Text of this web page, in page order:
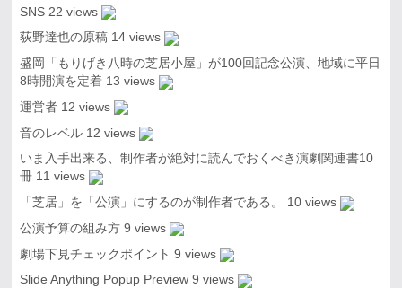
SNS 22 views
荻野達也の原稿 14 views
盛岡「もりげき八時の芝居小屋」が100回記念公演、地域に平日
8時開演を定着 13 views
運営者 12 views
音のレベル 12 views
いま入手出来る、制作者が絶対に読んでおくべき演劇関連書10
冊 11 views
「芝居」を「公演」にするのが制作者である。
10 views
公演予算の組み方 9 views
劇場下見チェックポイント 9 views
Slide Anything Popup Preview 9 views